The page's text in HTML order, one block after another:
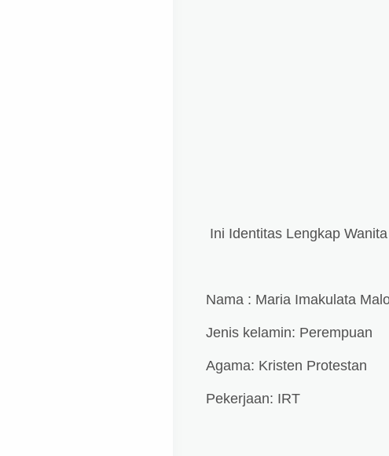
Ini Identitas Lengkap
Nama : Maria Imakulata
Jenis kelamin: Perempuan
Agama: Kristen Protestan
Pekerjaan: IRT